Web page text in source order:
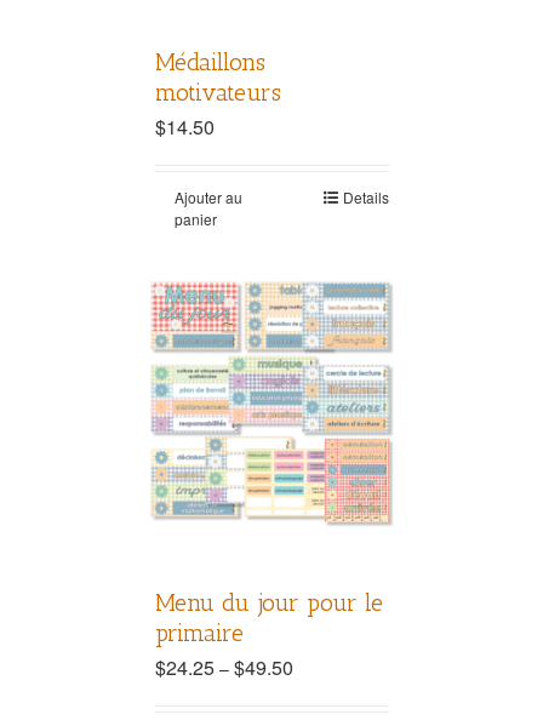
Médaillons
motivateurs
$14.50
Ajouter au
panier
Details
Menu du jour pour le
primaire
$24.25– $49.50